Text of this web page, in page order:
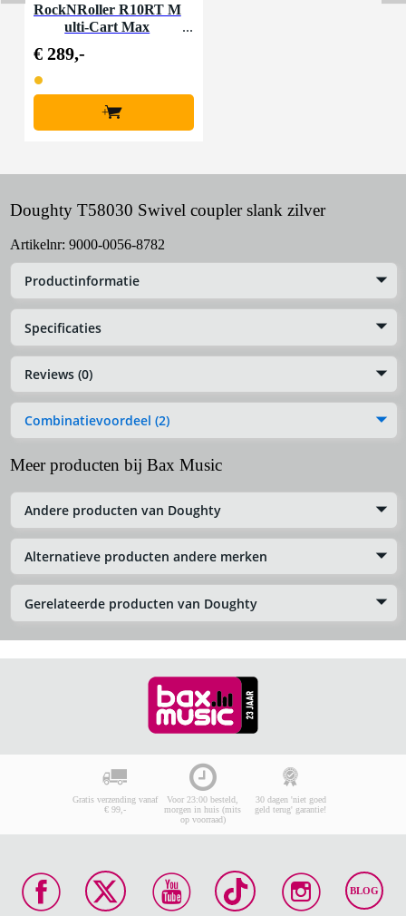
RockNRoller R10RT M
ulti-Cart Max
€ 289,-
+
Doughty T58030 Swivel coupler slank zilver
Artikelnr: 9000-0056-8782
Productinformatie
Specificaties
Reviews (0)
Combinatievoordeel (2)
Meer producten bij Bax Music
Andere producten van Doughty
Alternatieve producten andere merken
Gerelateerde producten van Doughty
Gratis verzending vanaf
€ 99,-
Voor 23:00 besteld,
morgen in huis (mits
op voorraad)
30 dagen 'niet goed
geld terug' garantie!
BLOG